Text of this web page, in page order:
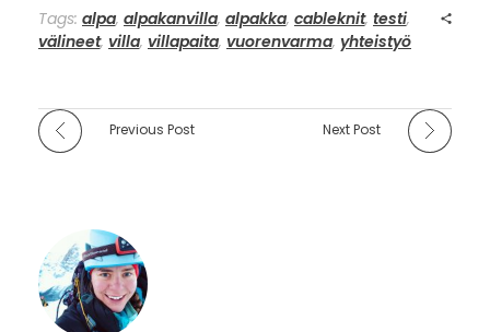
Tags: alpa, alpakanvilla, alpakka, cableknit, testi,
välineet, villa, villapaita, vuorenvarma, yhteistyö
Previous Post Next Post